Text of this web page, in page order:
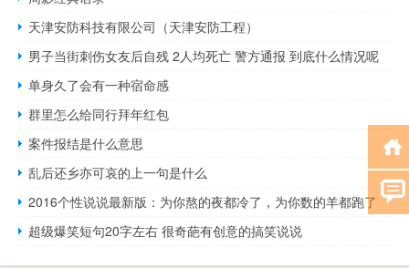
天津安防科技有限公司（天津安防工程）
男子当街刺伤女友后自残 2人均死亡 警方通报 到底什么情况呢
单身久了会有一种宿命感
群里怎么给同行拜年红包
案件报结是什么意思
乱后还乡亦可哀的上一句是什么
2016个性说说最新版：为你熬的夜都冷了，为你数的羊都跑了
超级爆笑短句20字左右 很奇葩有创意的搞笑说说